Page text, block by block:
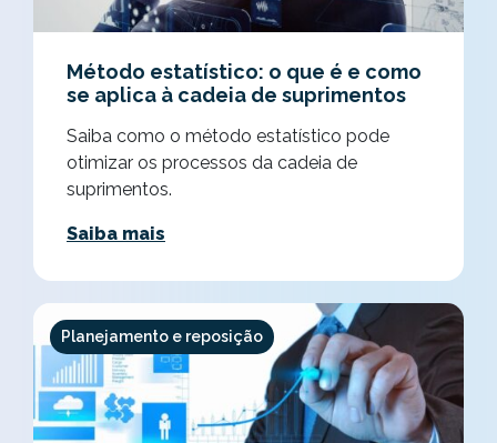
Método estatístico: o que é e como
se aplica à cadeia de suprimentos
Saiba como o método estatístico pode
otimizar os processos da cadeia de
suprimentos.
Saiba mais
Planejamento e reposição